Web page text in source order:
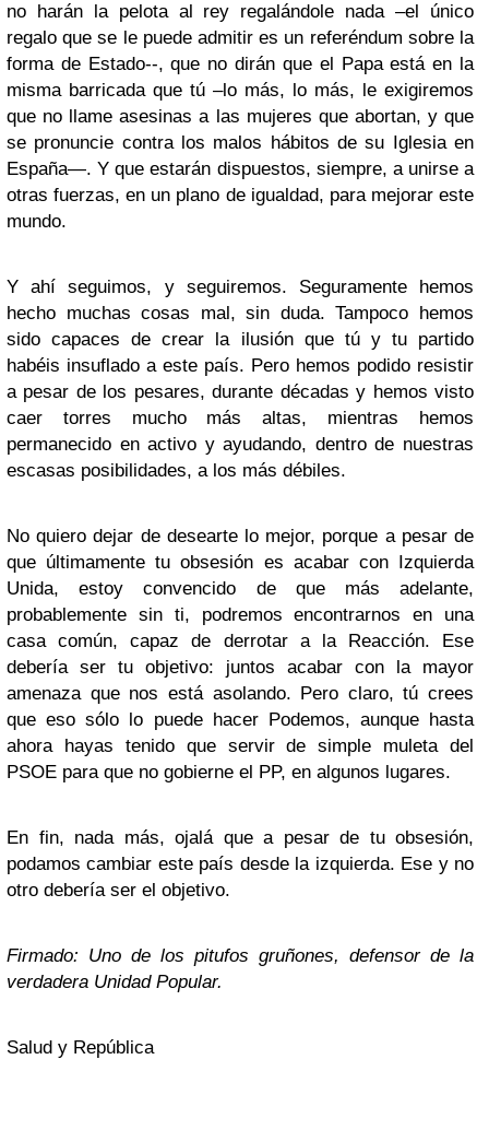
no harán la pelota al rey regalándole nada –el único
regalo que se le puede admitir es un referéndum sobre la
forma de Estado--, que no dirán que el Papa está en la
misma barricada que tú –lo más, lo más, le exigiremos
que no llame asesinas a las mujeres que abortan, y que
se pronuncie contra los malos hábitos de su Iglesia en
España—. Y que estarán dispuestos, siempre, a unirse a
otras fuerzas, en un plano de igualdad, para mejorar este
mundo.
Y ahí seguimos, y seguiremos. Seguramente hemos
hecho muchas cosas mal, sin duda. Tampoco hemos
sido capaces de crear la ilusión que tú y tu partido
habéis insuflado a este país. Pero hemos podido resistir
a pesar de los pesares, durante décadas y hemos visto
caer torres mucho más altas, mientras hemos
permanecido en activo y ayudando, dentro de nuestras
escasas posibilidades, a los más débiles.
No quiero dejar de desearte lo mejor, porque a pesar de
que últimamente tu obsesión es acabar con Izquierda
Unida, estoy convencido de que más adelante,
probablemente sin ti, podremos encontrarnos en una
casa común, capaz de derrotar a la Reacción. Ese
debería ser tu objetivo: juntos acabar con la mayor
amenaza que nos está asolando. Pero claro, tú crees
que eso sólo lo puede hacer Podemos, aunque hasta
ahora hayas tenido que servir de simple muleta del
PSOE para que no gobierne el PP, en algunos lugares.
En fin, nada más, ojalá que a pesar de tu obsesión,
podamos cambiar este país desde la izquierda. Ese y no
otro debería ser el objetivo.
Firmado: Uno de los pitufos gruñones, defensor de la
verdadera Unidad Popular.
Salud y República